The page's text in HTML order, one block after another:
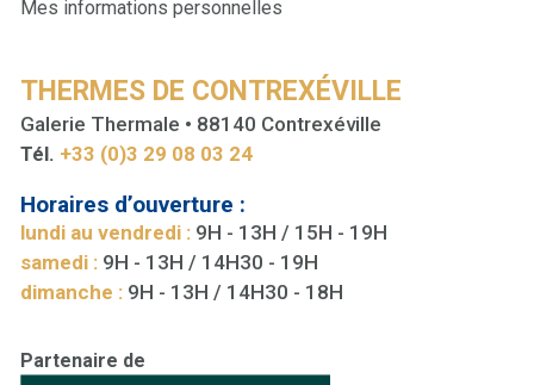
Mes informations personnelles
THERMES DE CONTREXÉVILLE
Galerie Thermale • 88140 Contrexéville
Tél. +33 (0)3 29 08 03 24
Horaires d’ouverture :
lundi au vendredi : 9H - 13H / 15H - 19H
samedi : 9H - 13H / 14H30 - 19H
dimanche : 9H - 13H / 14H30 - 18H
Partenaire de